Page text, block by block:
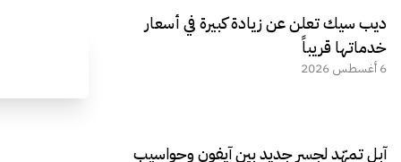
ديب سيك تعلن عن زيادة كبيرة في أسعار
خدماتها قريباً
6 أغسطس 2026
آبل تمهّد لجسر جديد بين آيفون وحواسيب